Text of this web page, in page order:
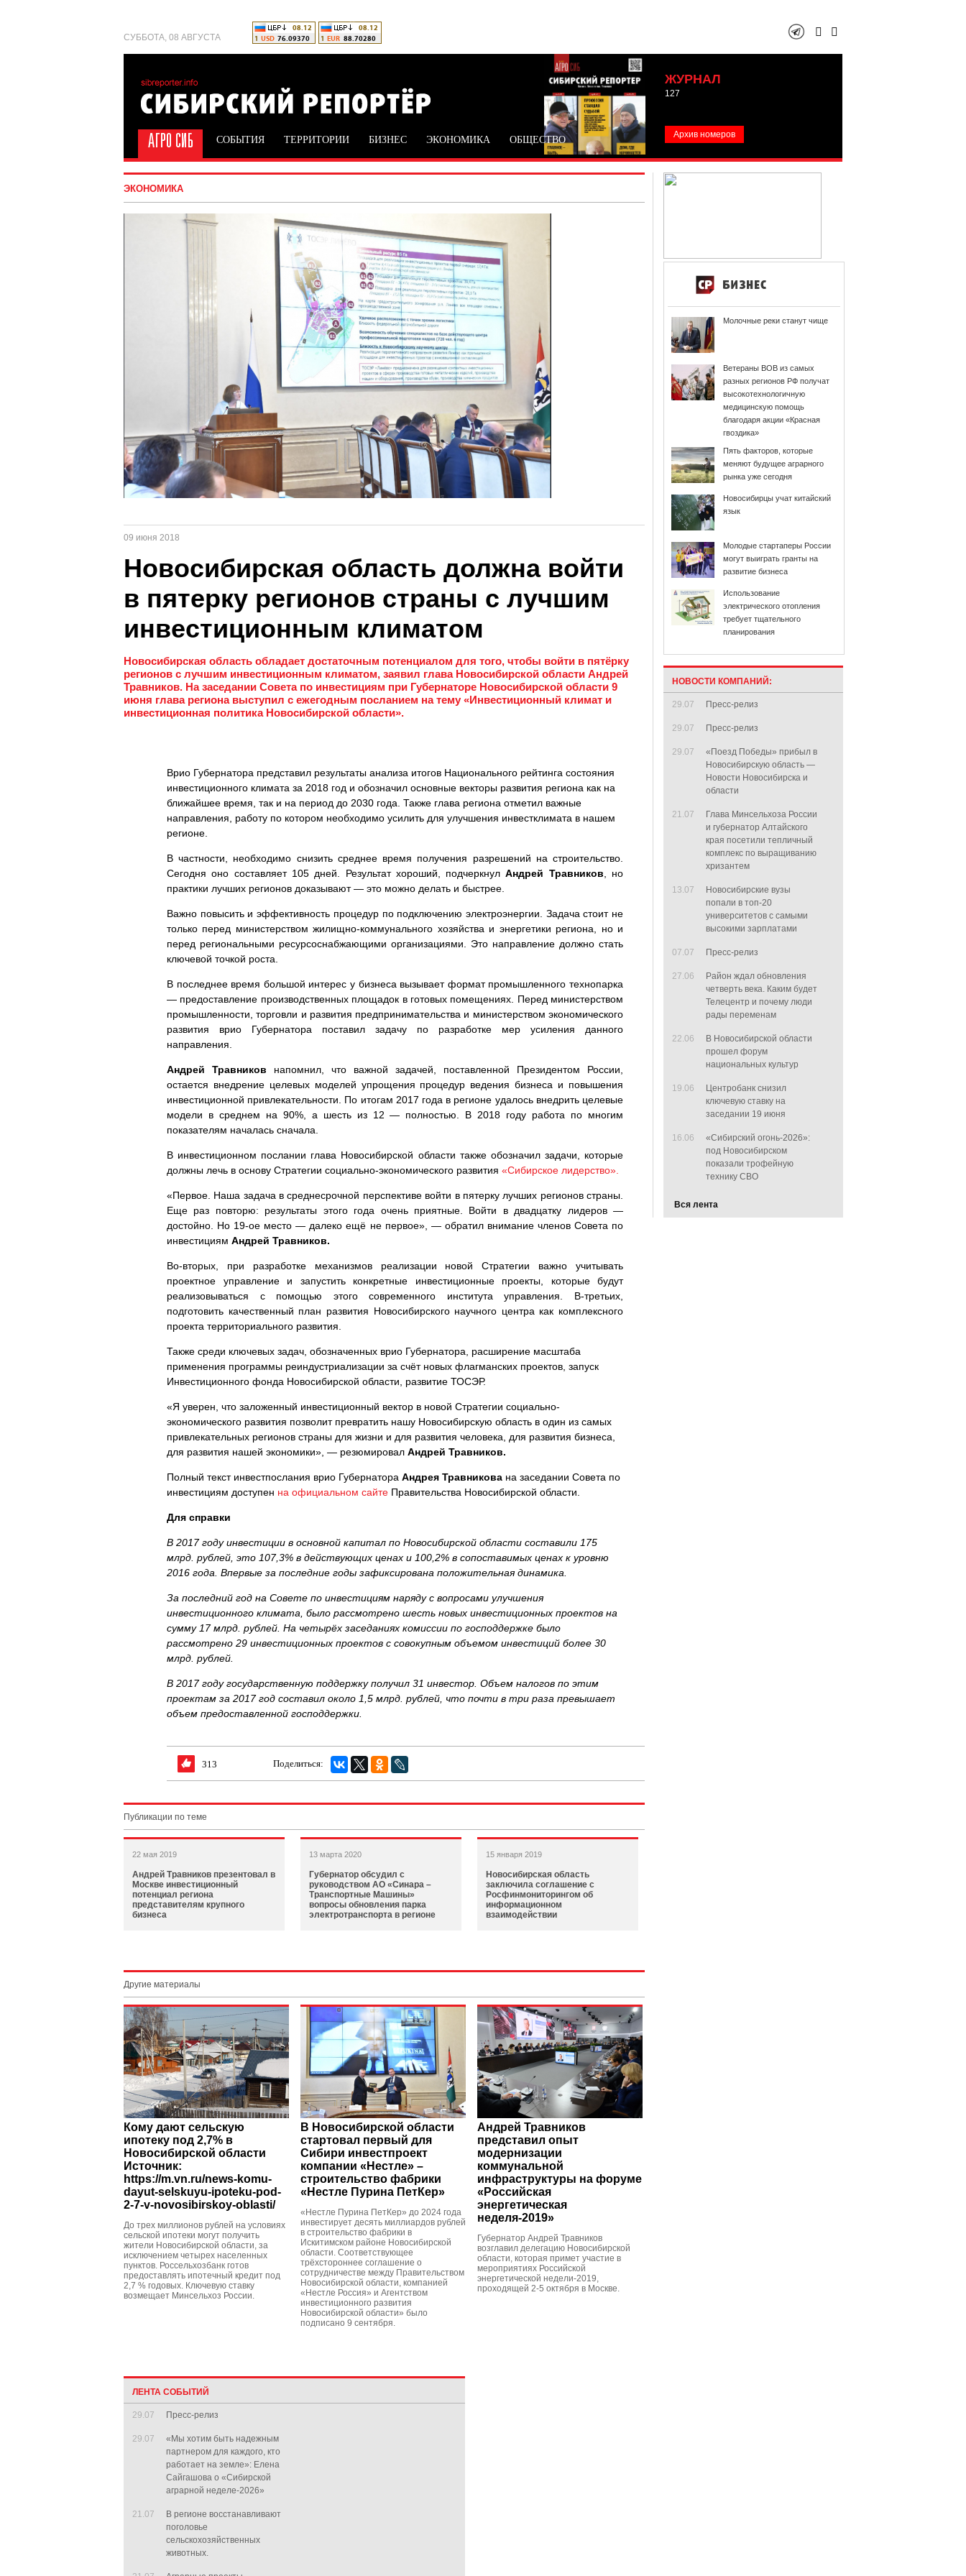
СУББОТА, 08 АВГУСТА
ЖУРНАЛ
127
Архив номеров
СОБЫТИЯ ТЕРРИТОРИИ БИЗНЕС ЭКОНОМИКА ОБЩЕСТВО
ЭКОНОМИКА
09 июня 2018
Новосибирская область должна войти
в пятерку регионов страны с лучшим
инвестиционным климатом
Новосибирская область обладает достаточным потенциалом для того, чтобы войти в пятёрку
регионов с лучшим инвестиционным климатом, заявил глава Новосибирской области Андрей
Травников. На заседании Совета по инвестициям при Губернаторе Новосибирской области 9
июня глава региона выступил с ежегодным посланием на тему «Инвестиционный климат и
инвестиционная политика Новосибирской области».
Врио Губернатора представил результаты анализа итогов Национального рейтинга состояния
инвестиционного климата за 2018 год и обозначил основные векторы развития региона как на
ближайшее время, так и на период до 2030 года. Также глава региона отметил важные
направления, работу по котором необходимо усилить для улучшения инвестклимата в нашем
регионе.
В частности, необходимо снизить среднее время получения разрешений на строительство.
Сегодня оно составляет 105 дней. Результат хороший, подчеркнулАндрей Травников , но
практики лучших регионов доказывают — это можно делать и быстрее.
Важно повысить и эффективность процедур по подключению электроэнергии. Задача стоит не
только перед министерством жилищно-коммунального хозяйства и энергетики региона, но и
перед региональными ресурсоснабжающими организациями. Это направление должно стать
ключевой точкой роста.
В последнее время большой интерес у бизнеса вызывает формат промышленного технопарка
— предоставление производственных площадок в готовых помещениях. Перед министерством
промышленности, торговли и развития предпринимательства и министерством экономического
развития врио Губернатора поставил задачу по разработке мер усиления данного
направления.
Андрей Травников напомнил, что важной задачей, поставленной Президентом России,
остается внедрение целевых моделей упрощения процедур ведения бизнеса и повышения
инвестиционной привлекательности. По итогам 2017 года в регионе удалось внедрить целевые
модели в среднем на 90%, а шесть из 12 — полностью. В 2018 году работа по многим
показателям началась сначала.
В инвестиционном послании глава Новосибирской области также обозначил задачи, которые
должны лечь в основу Стратегии социально-экономического развития «Сибирское лидерство».
«Первое. Наша задача в среднесрочной перспективе войти в пятерку лучших регионов страны.
Еще раз повторю: результаты этого года очень приятные. Войти в двадцатку лидеров —
достойно. Но 19-ое место — далеко ещё не первое», — обратил внимание членов Совета по
инвестициям Андрей Травников.
Во-вторых, при разработке механизмов реализации новой Стратегии важно учитывать
проектное управление и запустить конкретные инвестиционные проекты, которые будут
реализовываться с помощью этого современного института управления. В-третьих,
подготовить качественный план развития Новосибирского научного центра как комплексного
проекта территориального развития.
Также среди ключевых задач, обозначенных врио Губернатора, расширение масштаба
применения программы реиндустриализации за счёт новых флагманских проектов, запуск
Инвестиционного фонда Новосибирской области, развитие ТОСЭР.
«Я уверен, что заложенный инвестиционный вектор в новой Стратегии социально-
экономического развития позволит превратить нашу Новосибирскую область в один из самых
привлекательных регионов страны для жизни и для развития человека, для развития бизнеса,
для развития нашей экономики», — резюмировал Андрей Травников.
Полный текст инвестпослания врио Губернатора Андрея Травникова на заседании Совета по
инвестициям доступен на официальном сайте Правительства Новосибирской области.
Для справки
В 2017 году инвестиции в основной капитал по Новосибирской области составили 175
млрд. рублей, это 107,3% в действующих ценах и 100,2% в сопоставимых ценах к уровню
2016 года. Впервые за последние годы зафиксирована положительная динамика.
За последний год на Совете по инвестициям наряду с вопросами улучшения
инвестиционного климата, было рассмотрено шесть новых инвестиционных проектов на
сумму 17 млрд. рублей. На четырёх заседаниях комиссии по господдержке было
рассмотрено 29 инвестиционных проектов с совокупным объемом инвестиций более 30
млрд. рублей.
В 2017 году государственную поддержку получил 31 инвестор. Объем налогов по этим
проектам за 2017 год составил около 1,5 млрд. рублей, что почти в три раза превышает
объем предоставленной господдержки.
313 Поделиться:
Публикации по теме
22 мая 2019
Андрей Травников презентовал в
Москве инвестиционный
потенциал региона
представителям крупного
бизнеса
13 марта 2020
Губернатор обсудил с
руководством АО «Синара –
Транспортные Машины»
вопросы обновления парка
электротранспорта в регионе
15 января 2019
Новосибирская область
заключила соглашение с
Росфинмониторингом об
информационном
взаимодействии
Другие материалы
Кому дают сельскую
ипотеку под 2,7% в
Новосибирской области
Источник:
https://m.vn.ru/news-komu-
dayut-selskuyu-ipoteku-pod-
2-7-v-novosibirskoy-oblasti/
До трех миллионов рублей на условиях
сельской ипотеки могут получить
жители Новосибирской области, за
исключением четырех населенных
пунктов. Россельхозбанк готов
предоставлять ипотечный кредит под
2,7 % годовых. Ключевую ставку
возмещает Минсельхоз России.
В Новосибирской области
стартовал первый для
Сибири инвестпроект
компании «Нестле» –
строительство фабрики
«Нестле Пурина ПетКер»
«Нестле Пурина ПетКер» до 2024 года
инвестирует десять миллиардов рублей
в строительство фабрики в
Искитимском районе Новосибирской
области. Соответствующее
трёхстороннее соглашение о
сотрудничестве между Правительством
Новосибирской области, компанией
«Нестле Россия» и Агентством
инвестиционного развития
Новосибирской области» было
подписано 9 сентября.
Андрей Травников
представил опыт
модернизации
коммунальной
инфраструктуры на форуме
«Российская
энергетическая
неделя-2019»
Губернатор Андрей Травников
возглавил делегацию Новосибирской
области, которая примет участие в
мероприятиях Российской
энергетической недели-2019,
проходящей 2-5 октября в Москве.
ЛЕНТА СОБЫТИЙ
29.07 Пресс-релиз
29.07
«Мы хотим быть надежным
партнером для каждого, кто
работает на земле»: Елена
Сайгашова о «Сибирской
аграрной неделе-2026»
21.07
В регионе восстанавливают
поголовье
сельскохозяйственных
животных.
Молочные реки станут чище
Ветераны ВОВ из самых
разных регионов РФ получат
высокотехнологичную
медицинскую помощь
благодаря акции «Красная
гвоздика»
Пять факторов, которые
меняют будущее аграрного
рынка уже сегодня
Новосибирцы учат китайский
язык
Молодые стартаперы России
могут выиграть гранты на
развитие бизнеса
Использование
электрического отопления
требует тщательного
планирования
НОВОСТИ КОМПАНИЙ:
29.07 Пресс-релиз
29.07 Пресс-релиз
29.07
«Поезд Победы» прибыл в
Новосибирскую область —
Новости Новосибирска и
области
21.07
Глава Минсельхоза России
и губернатор Алтайского
края посетили тепличный
комплекс по выращиванию
хризантем
13.07
Новосибирские вузы
попали в топ-20
университетов с самыми
высокими зарплатами
07.07 Пресс-релиз
27.06
Район ждал обновления
четверть века. Каким будет
Телецентр и почему люди
рады переменам
22.06
В Новосибирской области
прошел форум
национальных культур
19.06
Центробанк снизил
ключевую ставку на
заседании 19 июня
16.06
«Сибирский огонь-2026»:
под Новосибирском
показали трофейную
технику СВО
Вся лента